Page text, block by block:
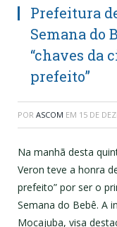
Prefeitura
Semana do
“chaves da
prefeito”
POR ASCOM EM 15 DE
Na manhã desta
Veron teve a honra
prefeito” por ser o
Semana do Bebê. A
Mocajuba, visa